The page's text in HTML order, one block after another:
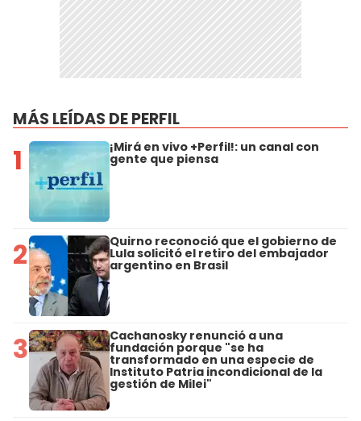
MÁS LEÍDAS DE PERFIL
1 ¡Mirá en vivo +Perfil!: un canal con
gente que piensa
2 Quirno reconoció que el gobierno de
Lula solicitó el retiro del embajador
argentino en Brasil
3 Cachanosky renunció a una
fundación porque "se ha
transformado en una especie de
Instituto Patria incondicional de la
gestión de Milei"